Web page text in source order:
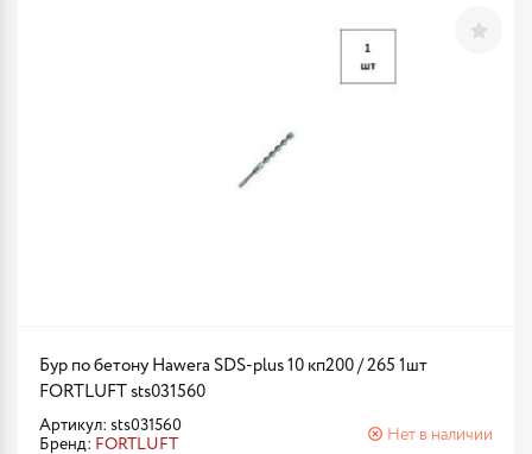
Бур по бетону Hawera SDS-plus 10 кп200 / 265 1шт
FORTLUFT sts031560
Артикул: sts031560
Бренд: FORTLUFT
Нет в наличии